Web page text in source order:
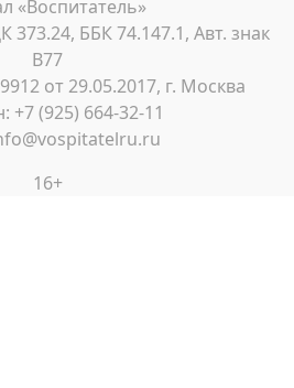
«Воспитатель»
373.24, ББК 74.147.1, Авт. знак
В77
от 29.05.2017, г. Москва
+7 (925) 664-32-11
16+